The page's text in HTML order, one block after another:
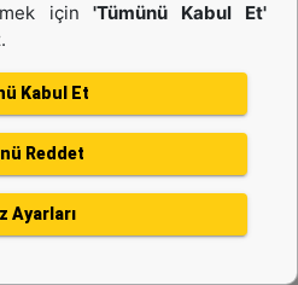
Teklif Al
için'Tümünü Kabul Et'
Kabul Et
Reddet
Ayarları